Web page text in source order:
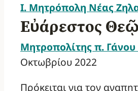
Ι. Μητρόπολη Νέας
Εὐάρεστος
Μητροπολίτης π.
Οκτωβρίου 2022
Πρόκειται για τον